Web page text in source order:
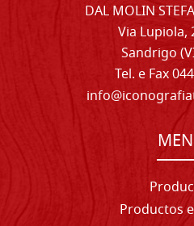
DAL MOLIN
Via Lupiola,
Sandrigo
Tel. e Fax
Productos